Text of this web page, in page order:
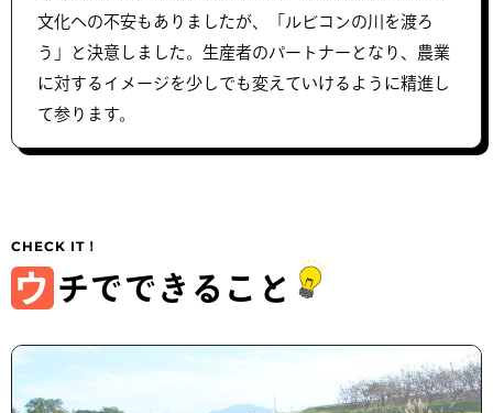
文化への不安もありましたが、「ルビコンの川を渡ろ
う」と決意しました。生産者のパートナーとなり、農業
に対するイメージを少しでも変えていけるように精進し
て参ります。
ウ チでできること